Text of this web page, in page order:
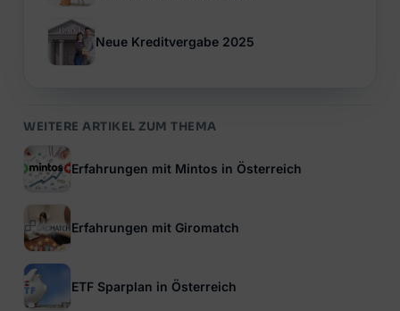
Neue Kreditvergabe 2025
WEITERE ARTIKEL ZUM THEMA
Erfahrungen mit Mintos in Österreich
Erfahrungen mit Giromatch
ETF Sparplan in Österreich